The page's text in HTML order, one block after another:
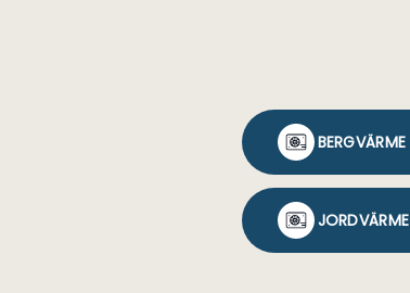
BERGVÄRME
JORDVÄRME